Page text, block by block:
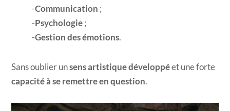
Communication ;
Psychologie ;
Gestion des émotions.
Sans oublier unsens artistique développéet une forte
capacité à se remettre en question.